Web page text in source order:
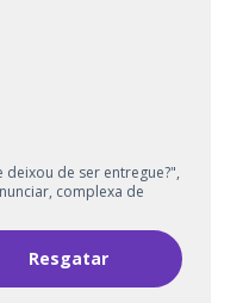
de ser entregue?",
complexa de
Resgatar